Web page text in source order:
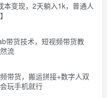
本变现，2天躺入1k，普通人
带货技术，短视频带货教
流
带货，搬运拼接+数字人双
玩手机就行